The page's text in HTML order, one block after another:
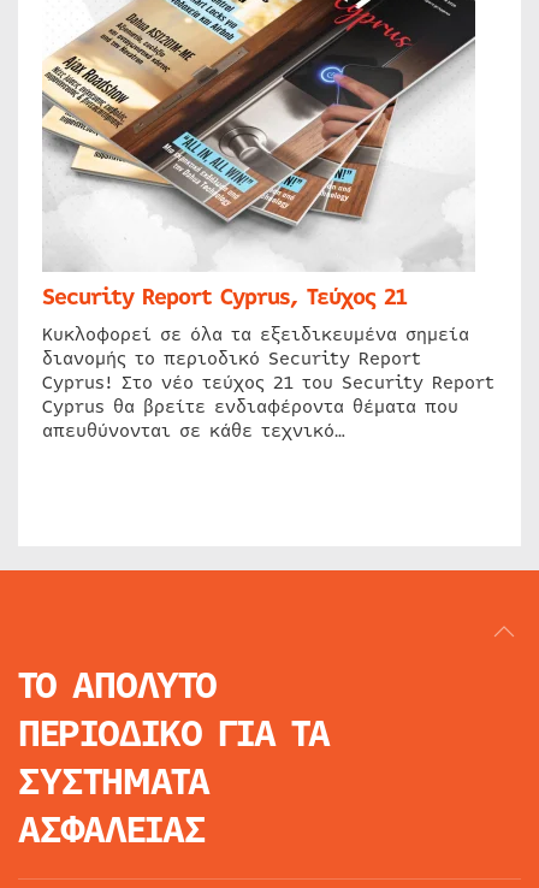
Security Report Cyprus, Τεύχος 21
Κυκλοφορεί σε όλα τα εξειδικευμένα σημεία
διανομής το περιοδικό Security Report
Cyprus! Στο νέο τεύχος 21 του Security Report
Cyprus θα βρείτε ενδιαφέροντα θέματα που
απευθύνονται σε κάθε τεχνικό…
ΤΟ ΑΠΟΛΥΤΟ
ΠΕΡΙΟΔΙΚΟ ΓΙΑ ΤΑ
ΣΥΣΤΗΜΑΤΑ
ΑΣΦΑΛΕΙΑΣ